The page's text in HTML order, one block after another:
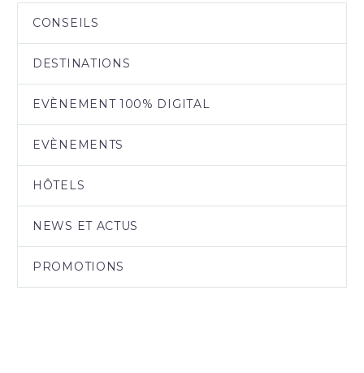
CONSEILS
DESTINATIONS
EVÈNEMENT 100% DIGITAL
EVÈNEMENTS
HÔTELS
NEWS ET ACTUS
PROMOTIONS